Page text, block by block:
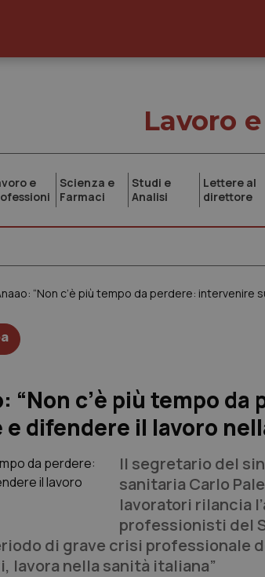
Lavoro
e
Scienza e
Farmaci
Studi e
Analisi
Lettere al
direttore
“Non c’è più tempo
difendere il lavoro
Il segretario del
sanitaria Carlo
lavoratori rilancia
professionisti del
di grave crisi professionale
lavora nella sanità italiana”